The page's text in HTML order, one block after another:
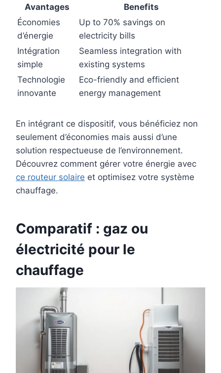
Avantages
Benefits
Économies
d’énergie
Up to 70% savings on
electricity bills
Intégration
simple
Seamless integration with
existing systems
Technologie
innovante
Eco-friendly and efficient
energy management
En intégrant ce dispositif, vous bénéficiez non
seulement d’économies mais aussi d’une
solution respectueuse de l’environnement.
Découvrez comment gérer votre énergie avec
ce routeur solaire et optimisez votre système
chauffage.
Comparatif : gaz ou
électricité pour le
chauffage